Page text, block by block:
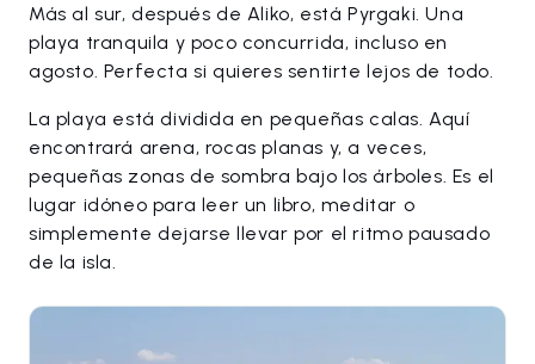
Más al sur, después de Aliko, está Pyrgaki. Una
playa tranquila y poco concurrida, incluso en
agosto. Perfecta si quieres sentirte lejos de todo.
La playa está dividida en pequeñas calas. Aquí
encontrará arena, rocas planas y, a veces,
pequeñas zonas de sombra bajo los árboles. Es el
lugar idóneo para leer un libro, meditar o
simplemente dejarse llevar por el ritmo pausado
de la isla.